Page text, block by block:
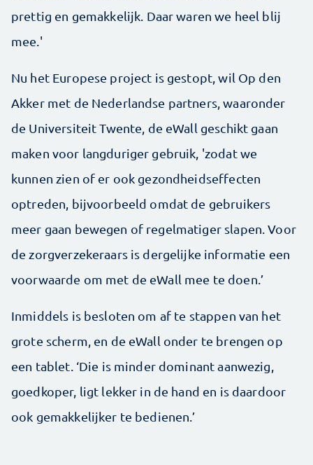
prettig en gemakkelijk. Daar waren we heel blij
mee.'
Nu het Europese project is gestopt, wil Op den
Akker met de Nederlandse partners, waaronder
de Universiteit Twente, de eWall geschikt gaan
maken voor langduriger gebruik, 'zodat we
kunnen zien of er ook gezondheidseffecten
optreden, bijvoorbeeld omdat de gebruikers
meer gaan bewegen of regelmatiger slapen. Voor
de zorgverzekeraars is dergelijke informatie een
voorwaarde om met de eWall mee te doen.’
Inmiddels is besloten om af te stappen van het
grote scherm, en de eWall onder te brengen op
een tablet. ‘Die is minder dominant aanwezig,
goedkoper, ligt lekker in de hand en is daardoor
ook gemakkelijker te bedienen.’